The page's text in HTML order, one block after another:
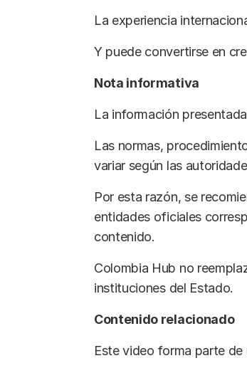
La experiencia
Y puede convertirse en
Nota informativa
La información
Las normas,
variar según las
Por esta razón, se
entidades oficiales
contenido.
Colombia Hub no
instituciones del Estado.
Contenido relacionado
Este video forma parte